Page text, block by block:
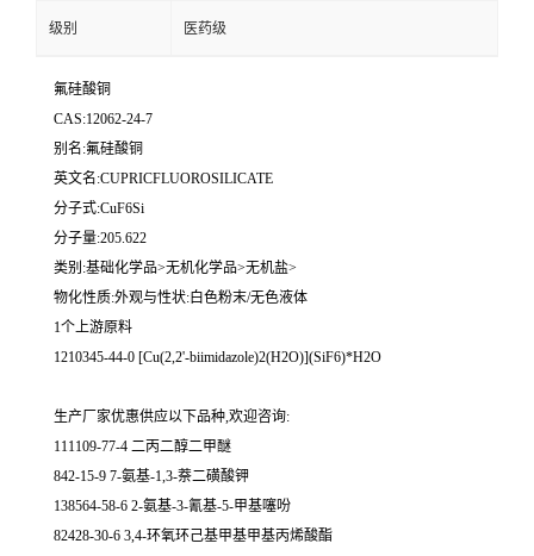
级别 医药级
氟硅酸铜
CAS:12062-24-7
别名:氟硅酸铜
英文名:CUPRICFLUOROSILICATE
分子式:CuF6Si
分子量:205.622
类别:基础化学品>无机化学品>无机盐>
物化性质:外观与性状:白色粉末/无色液体
1个上游原料
1210345-44-0 [Cu(2,2'-biimidazole)2(H2O)](SiF6)*H2O
生产厂家优惠供应以下品种,欢迎咨询:
111109-77-4 二丙二醇二甲醚
842-15-9 7-氨基-1,3-萘二磺酸钾
138564-58-6 2-氨基-3-氰基-5-甲基噻吩
82428-30-6 3,4-环氧环己基甲基甲基丙烯酸酯